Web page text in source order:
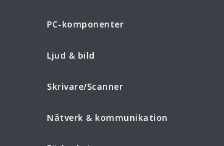
PC-komponenter
Ljud & bild
Skrivare/Scanner
Nätverk & kommunikation